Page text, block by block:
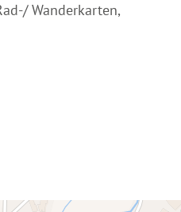
Wanderkarten,